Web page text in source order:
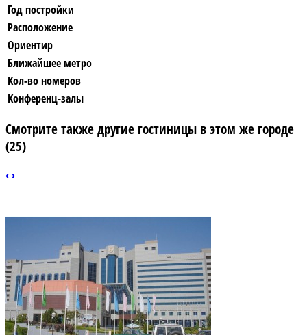
Год постройки
Расположение
Ориентир
Ближайшее метро
Кол-во номеров
Конференц-залы
Смотрите также другие гостиницы в этом же городе
(25)
‹›